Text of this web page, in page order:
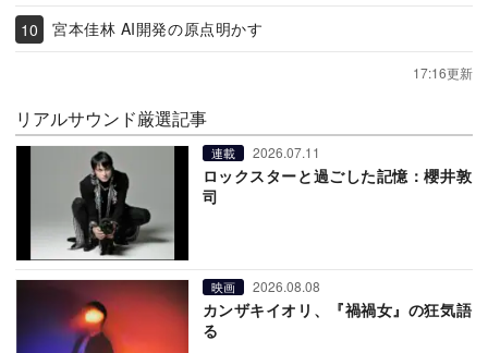
宮本佳林 AI開発の原点明かす
17:16更新
リアルサウンド厳選記事
連載 2026.07.11
ロックスターと過ごした記憶：櫻井敦
司
映画 2026.08.08
カンザキイオリ、『禍禍女』の狂気語
る